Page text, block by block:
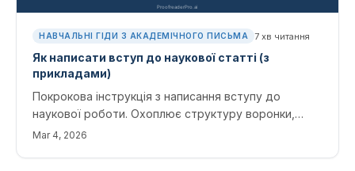
НАВЧАЛЬНІ ГІДИ З АКАДЕМІЧНОГО ПИСЬМА 7 хв читання
Як написати вступ до наукової статті (з
прикладами)
Покрокова інструкція з написання вступу до
наукової роботи. Охоплює структуру воронки,
твердження про недоліки та підключення до
Mar 4, 2026